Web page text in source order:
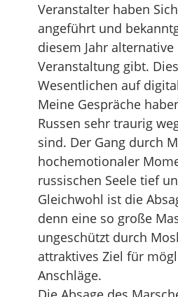
Veranstalter haben
angeführt und
diesem Jahr
Veranstaltung gibt.
Wesentlichen auf
Meine Gespräche
Russen sehr traurig
sind. Der Gang durch
hochemotionaler
russischen Seele tief
Gleichwohl ist die
denn eine so große
ungeschützt durch
attraktives Ziel für
Anschläge.